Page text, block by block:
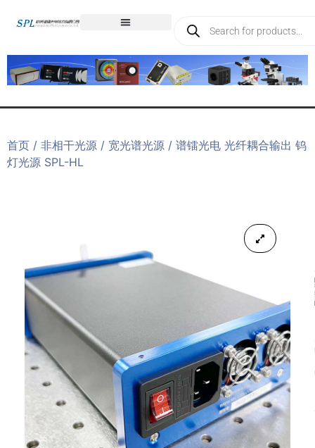
首页 / 非相干光源 / 宽光谱光源 / 谱镭光电 光纤耦合输出 钨
灯光源 SPL-HL